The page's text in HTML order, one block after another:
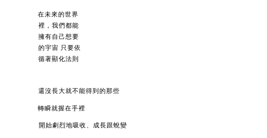
在未來的世界
裡，我們都能
擁有⾃⼰想要
的宇宙 只要依
循著顯化法則
還沒長⼤就不能得到的那些
轉瞬就握在⼿裡
開始劇烈地吸收、成長跟蛻變